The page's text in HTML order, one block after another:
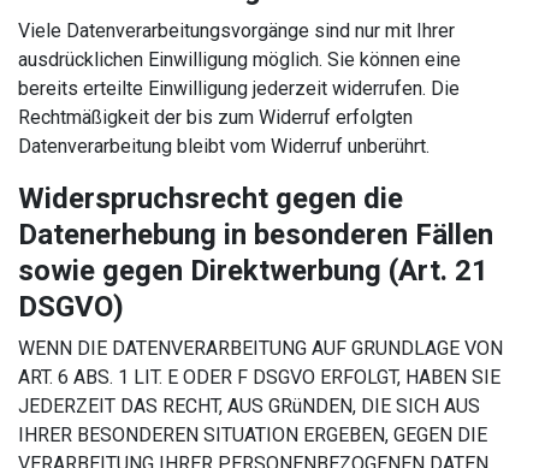
Viele Datenverarbeitungsvorgänge sind nur mit Ihrer
ausdrücklichen Einwilligung möglich. Sie können eine
bereits erteilte Einwilligung jederzeit widerrufen. Die
Rechtmäßigkeit der bis zum Widerruf erfolgten
Datenverarbeitung bleibt vom Widerruf unberührt.
Widerspruchsrecht gegen die
Datenerhebung in besonderen Fällen
sowie gegen Direktwerbung (Art. 21
DSGVO)
WENN DIE DATENVERARBEITUNG AUF GRUNDLAGE VON
ART. 6 ABS. 1 LIT. E ODER F DSGVO ERFOLGT, HABEN SIE
JEDERZEIT DAS RECHT, AUS GRüNDEN, DIE SICH AUS
IHRER BESONDEREN SITUATION ERGEBEN, GEGEN DIE